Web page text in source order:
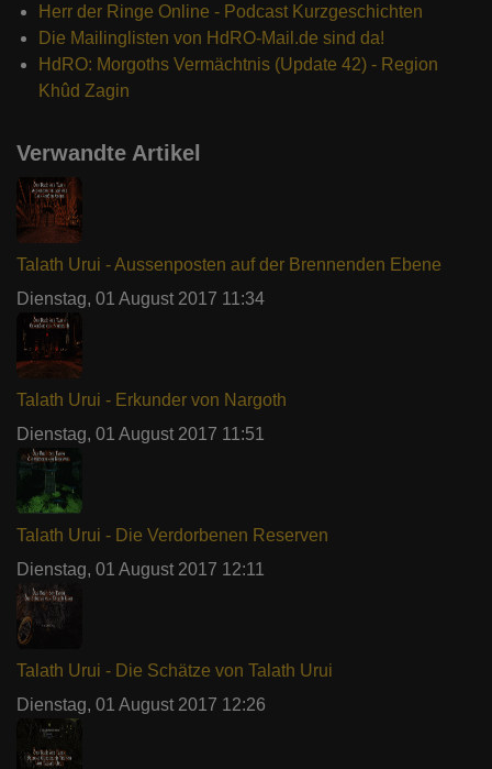
Herr der Ringe Online - Podcast Kurzgeschichten
Die Mailinglisten von HdRO-Mail.de sind da!
HdRO: Morgoths Vermächtnis (Update 42) - Region
Khûd Zagin
Verwandte Artikel
Talath Urui - Aussenposten auf der Brennenden Ebene
Dienstag, 01 August 2017 11:34
Talath Urui - Erkunder von Nargoth
Dienstag, 01 August 2017 11:51
Talath Urui - Die Verdorbenen Reserven
Dienstag, 01 August 2017 12:11
Talath Urui - Die Schätze von Talath Urui
Dienstag, 01 August 2017 12:26